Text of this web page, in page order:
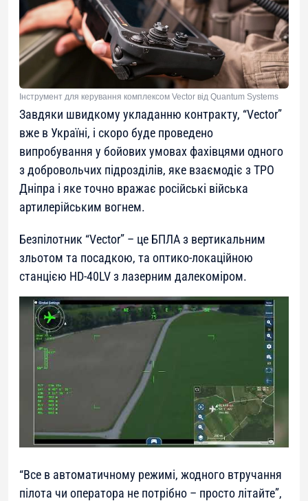
Інструмент для керування комплексом Vector від Quantum Systems
Завдяки швидкому укладанню контракту, “Vector”
вже в Україні, і скоро буде проведено
випробування у бойових умовах фахівцями одного
з добровольчих підрозділів, яке взаємодіє з ТРО
Дніпра і яке точно вражає російські війська
артилерійським вогнем.
Безпілотник “Vector” – це БПЛА з вертикальним
зльотом та посадкою, та оптико-локаційною
станцією HD-40LV з лазерним далекоміром.
“Все в автоматичному режимі, жодного втручання
пілота чи оператора не потрібно – просто літайте”,